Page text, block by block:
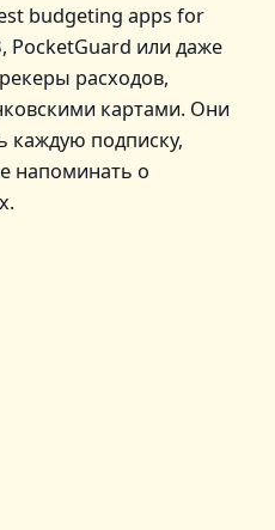
budgeting apps for
PocketGuard или даже
расходов,
картами. Они
каждую подписку,
напоминать о